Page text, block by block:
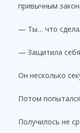
привычным
— Ты… что
— Защитила
Он несколько
Потом
Получилось не